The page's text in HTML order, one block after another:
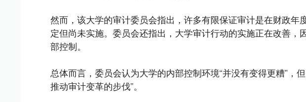
然而，该大学的审计委员会指出，许多有限保证审计是在财政年
定但尚未实施。委员会还指出，大学审计行动的实施正在改善，
部控制。
总体而言，委员会认为大学的内部控制环境“并没有变得更糟”，
推动审计变革的步伐”。